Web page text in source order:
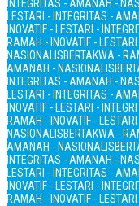
INTEGRITAS - AMANAH -
LESTARI - INTEGRITAS -
INOVATIF - LESTARI -
RAMAH - INOVATIF -
NASIONALISBERTAKWA -
AMANAH - NASIONALIS
INTEGRITAS - AMANAH -
LESTARI - INTEGRITAS -
INOVATIF - LESTARI -
RAMAH - INOVATIF -
NASIONALISBERTAKWA -
AMANAH - NASIONALIS
INTEGRITAS - AMANAH -
LESTARI - INTEGRITAS -
INOVATIF - LESTARI -
RAMAH - INOVATIF -